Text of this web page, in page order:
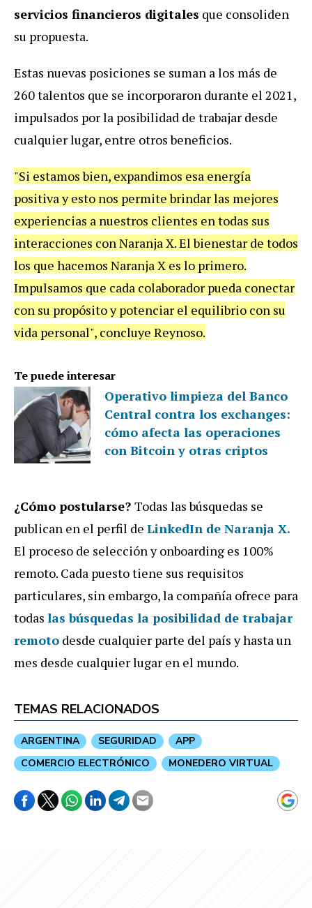
servicios financieros digitales que consoliden
su propuesta.
Estas nuevas posiciones se suman a los más de
260 talentos que se incorporaron durante el 2021,
impulsados por la posibilidad de trabajar desde
cualquier lugar, entre otros beneficios.
"Si estamos bien, expandimos esa energía
positiva y esto nos permite brindar las mejores
experiencias a nuestros clientes en todas sus
interacciones con Naranja X. El bienestar de todos
los que hacemos Naranja X es lo primero.
Impulsamos que cada colaborador pueda conectar
con su propósito y potenciar el equilibrio con su
vida personal", concluye Reynoso.
Te puede interesar
Operativo limpieza del Banco
Central contra los exchanges:
cómo afecta las operaciones
con Bitcoin y otras criptos
¿Cómo postularse? Todas las búsquedas se
publican en el perfil de LinkedIn de Naranja X.
El proceso de selección y onboarding es 100%
remoto. Cada puesto tiene sus requisitos
particulares, sin embargo, la compañía ofrece para
todas las búsquedas la posibilidad de trabajar
remoto desde cualquier parte del país y hasta un
mes desde cualquier lugar en el mundo.
TEMAS RELACIONADOS
ARGENTINA SEGURIDAD
APP
COMERCIO ELECTRÓNICO
MONEDERO VIRTUAL